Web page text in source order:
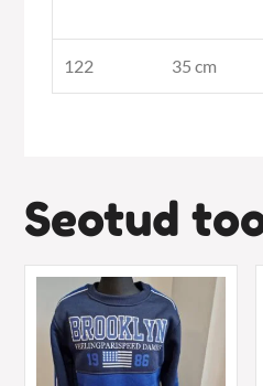
122 35 cm
Seotud